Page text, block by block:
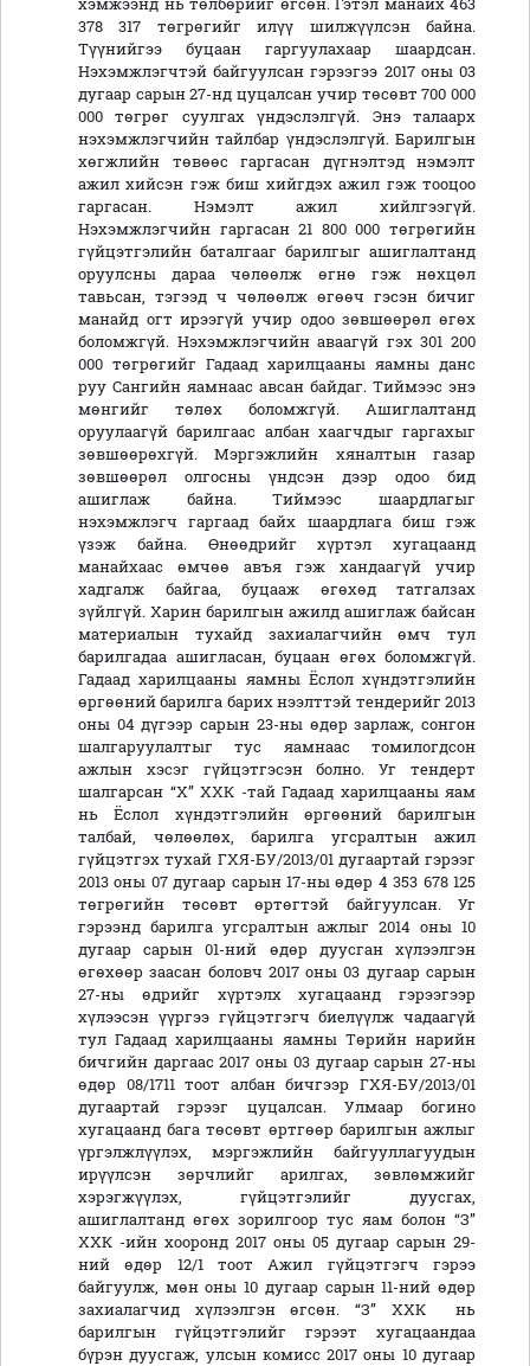
хэмжээнд нь төлбөрийг өгсөн. Гэтэл манайх 463
378 317 төгрөгийг илүү шилжүүлсэн байна.
Түүнийгээ буцаан гаргуулахаар шаардсан.
Нэхэмжлэгчтэй байгуулсан гэрээгээ 2017 оны 03
дугаар сарын 27-нд цуцалсан учир төсөвт 700 000
000 төгрөг суулгах үндэслэлгүй. Энэ талаарх
нэхэмжлэгчийн тайлбар үндэслэлгүй. Барилгын
хөгжлийн төвөөс гаргасан дүгнэлтэд нэмэлт
ажил хийсэн гэж биш хийгдэх ажил гэж тооцоо
гаргасан. Нэмэлт ажил хийлгээгүй.
Нэхэмжлэгчийн гаргасан 21 800 000 төгрөгийн
гүйцэтгэлийн баталгааг барилгыг ашиглалтанд
оруулсны дараа чөлөөлж өгнө гэж нөхцөл
тавьсан, тэгээд ч чөлөөлж өгөөч гэсэн бичиг
манайд огт ирээгүй учир одоо зөвшөөрөл өгөх
боломжгүй. Нэхэмжлэгчийн аваагүй гэх 301 200
000 төгрөгийг Гадаад харилцааны яамны данс
руу Сангийн яамнаас авсан байдаг. Тиймээс энэ
мөнгийг төлөх боломжгүй. Ашиглалтанд
оруулаагүй барилгаас албан хаагчдыг гаргахыг
зөвшөөрөхгүй. Мэргэжлийн хяналтын газар
зөвшөөрөл олгосны үндсэн дээр одоо бид
ашиглаж байна. Тиймээс шаардлагыг
нэхэмжлэгч гаргаад байх шаардлага биш гэж
үзэж байна. Өнөөдрийг хүртэл хугацаанд
манайхаас өмчөө авъя гэж хандаагүй учир
хадгалж байгаа, буцааж өгөхөд татгалзах
зүйлгүй. Харин барилгын ажилд ашиглаж байсан
материалын тухайд захиалагчийн өмч тул
барилгадаа ашигласан, буцаан өгөх боломжгүй.
Гадаад харилцааны яамны Ёслол хүндэтгэлийн
өргөөний барилга барих нээлттэй тендерийг 2013
оны 04 дүгээр сарын 23-ны өдөр зарлаж, сонгон
шалгаруулалтыг тус яамнаас томилогдсон
ажлын хэсэг гүйцэтгэсэн болно. Уг тендерт
шалгарсан “Х” ХХК -тай Гадаад харилцааны яам
нь Ёслол хүндэтгэлийн өргөөний барилгын
талбай, чөлөөлөх, барилга угсралтын ажил
гүйцэтгэх тухай ГХЯ-БУ/2013/01 дугаартай гэрээг
2013 оны 07 дугаар сарын 17-ны өдөр 4 353 678 125
төгрөгийн төсөвт өртөгтэй байгуулсан. Уг
гэрээнд барилга угсралтын ажлыг 2014 оны 10
дугаар сарын 01-ний өдөр дуусган хүлээлгэн
өгөхөөр заасан боловч 2017 оны 03 дугаар сарын
27-ны өдрийг хүртэлх хугацаанд гэрээгээр
хүлээсэн үүргээ гүйцэтгэгч биелүүлж чадаагүй
тул Гадаад харилцааны яамны Төрийн нарийн
бичгийн даргаас 2017 оны 03 дугаар сарын 27-ны
өдөр 08/1711 тоот албан бичгээр ГХЯ-БУ/2013/01
дугаартай гэрээг цуцалсан. Улмаар богино
хугацаанд бага төсөвт өртгөөр барилгын ажлыг
үргэлжлүүлэх, мэргэжлийн байгууллагуудын
ирүүлсэн зөрчлийг арилгах, зөвлөмжийг
хэрэгжүүлэх, гүйцэтгэлийг дуусгах,
ашиглалтанд өгөх зорилгоор тус яам болон “З”
ХХК -ийн хооронд 2017 оны 05 дугаар сарын 29-
ний өдөр 12/1 тоот Ажил гүйцэтгэгч гэрээ
байгуулж, мөн оны 10 дугаар сарын 11-ний өдөр
захиалагчид хүлээлгэн өгсөн. “З” ХХК нь
барилгын гүйцэтгэлийг гэрээт хугацаандаа
бүрэн дуусгаж, улсын комисс 2017 оны 10 дугаар